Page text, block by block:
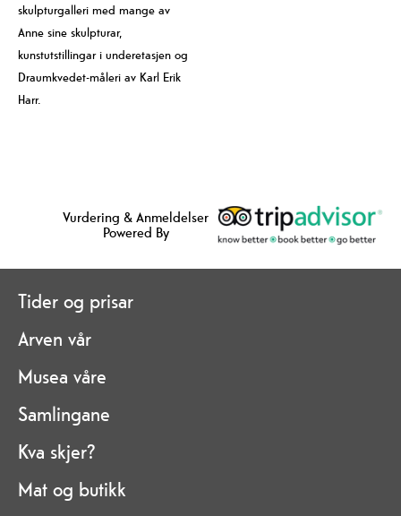
skulpturgalleri med mange av
Anne sine skulpturar,
kunstutstillingar i underetasjen og
Draumkvedet-måleri av Karl Erik
Harr.
Vurdering & Anmeldelser
Powered By
Tider og prisar
Arven vår
Musea våre
Samlingane
Kva skjer?
Mat og butikk